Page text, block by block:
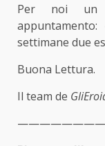
Per noi un
settimane due
Buona Lettura.
Il team de